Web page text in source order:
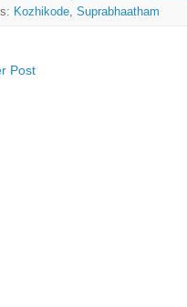
Kozhikode, Suprabhaatham
Post